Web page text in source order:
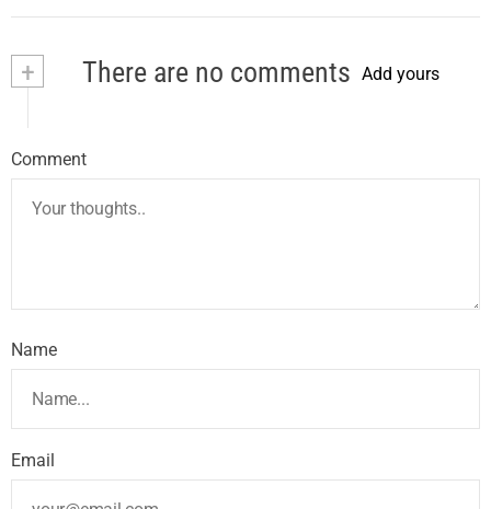
+ There are no comments Add yours
Comment
Name
Email